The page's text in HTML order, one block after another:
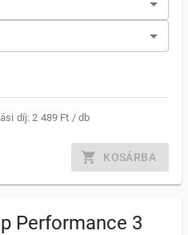
díj: 2 489 Ft / db
KOSÁRBA
Performance 3